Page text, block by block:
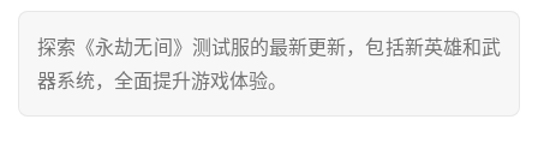
探索《永劫无间》测试服的最新更新，包括新英雄和武
器系统，全面提升游戏体验。